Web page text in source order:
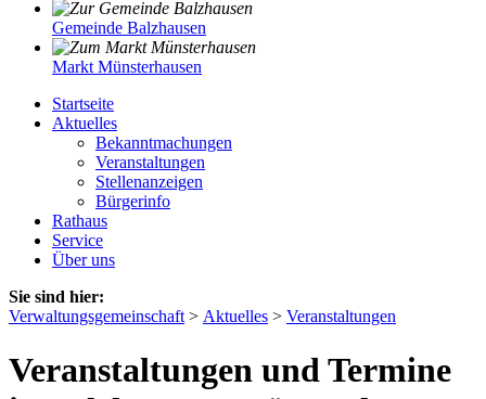
Gemeinde Balzhausen
Markt Münsterhausen
Startseite
Aktuelles
Bekanntmachungen
Veranstaltungen
Stellenanzeigen
Bürgerinfo
Rathaus
Service
Über uns
Sie sind hier:
Verwaltungsgemeinschaft > Aktuelles > Veranstaltungen
Veranstaltungen und Termine